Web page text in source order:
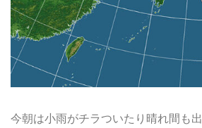
今朝は小雨がチラついたり晴れ間も